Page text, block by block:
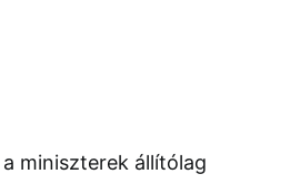
miniszterek állítólag